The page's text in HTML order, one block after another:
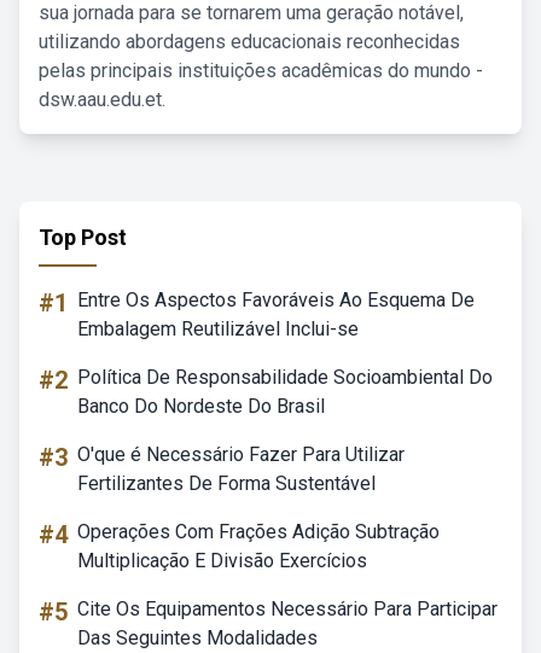
sua jornada para se tornarem uma geração notável,
utilizando abordagens educacionais reconhecidas
pelas principais instituições acadêmicas do mundo -
dsw.aau.edu.et.
Top Post
#1
Entre Os Aspectos Favoráveis Ao Esquema De
Embalagem Reutilizável Inclui-se
#2 Política De Responsabilidade Socioambiental Do
Banco Do Nordeste Do Brasil
#3 O'que é Necessário Fazer Para Utilizar
Fertilizantes De Forma Sustentável
#4 Operações Com Frações Adição Subtração
Multiplicação E Divisão Exercícios
#5 Cite Os Equipamentos Necessário Para Participar
Das Seguintes Modalidades